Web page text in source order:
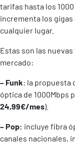
tarifas hasta los
incrementa los
cualquier lugar.
Estas son las
mercado:
– Funk: la propuesta
óptica de 1000Mbps
24,99€/mes).
– Pop: incluye fibra
canales nacionales,